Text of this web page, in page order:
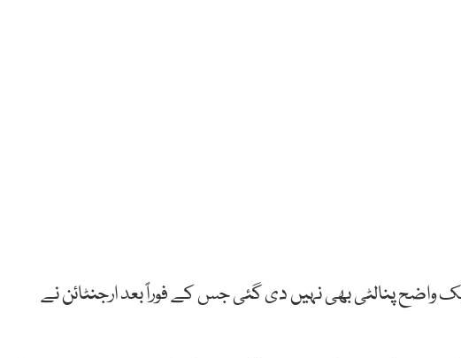
واضح پنالٹی بھی نہیں دی گئی جس کے فوراً بعد ارجنٹائن نے